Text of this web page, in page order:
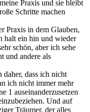
Praxis und sie bleibt
Schritte machen
Praxis in dem Glauben,
halt ein hin und wieder
schön, aber ich sehe
und andere als
daher, dass ich nicht
ich nicht immer mehr
1 auseinanderzusetzen
Und auf
Träumer, der alles